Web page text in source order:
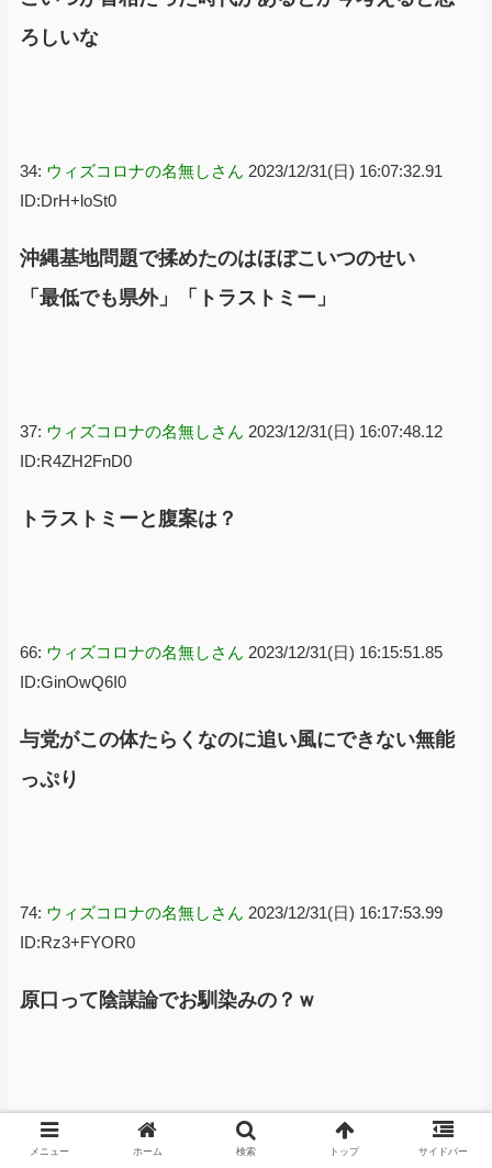
ろしいな
34: ウィズコロナの名無しさん 2023/12/31(日) 16:07:32.91
ID:DrH+loSt0
沖縄基地問題で揉めたのはほぼこいつのせい
「最低でも県外」「トラストミー」
37: ウィズコロナの名無しさん 2023/12/31(日) 16:07:48.12
ID:R4ZH2FnD0
トラストミーと腹案は？
66: ウィズコロナの名無しさん 2023/12/31(日) 16:15:51.85
ID:GinOwQ6I0
与党がこの体たらくなのに追い風にできない無能
っぷり
74: ウィズコロナの名無しさん 2023/12/31(日) 16:17:53.99
ID:Rz3+FYOR0
原口って陰謀論でお馴染みの？ｗ
84:ウィズコロナの名無しさん 2023/12/31(日) 16:19:54.04
メニュー ホーム 検索 トップ サイドバー